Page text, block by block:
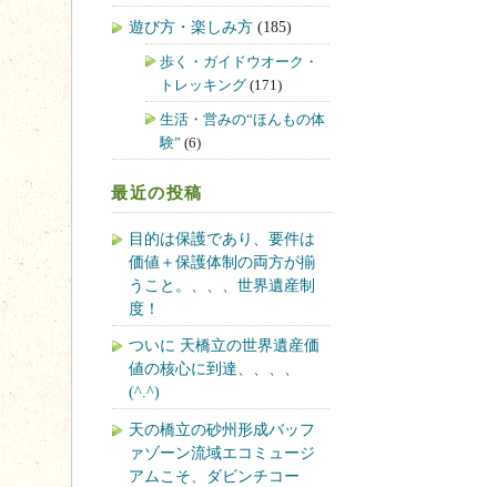
遊び方・楽しみ方 (185)
歩く・ガイドウオーク・
トレッキング (171)
生活・営みの“ほんもの体
験” (6)
最近の投稿
目的は保護であり、要件は
価値＋保護体制の両方が揃
うこと。、、、世界遺産制
度！
ついに 天橋立の世界遺産価
値の核心に到達、、、、
(^.^)
天の橋立の砂州形成バッフ
ァゾーン流域エコミュージ
アムこそ、ダビンチコー